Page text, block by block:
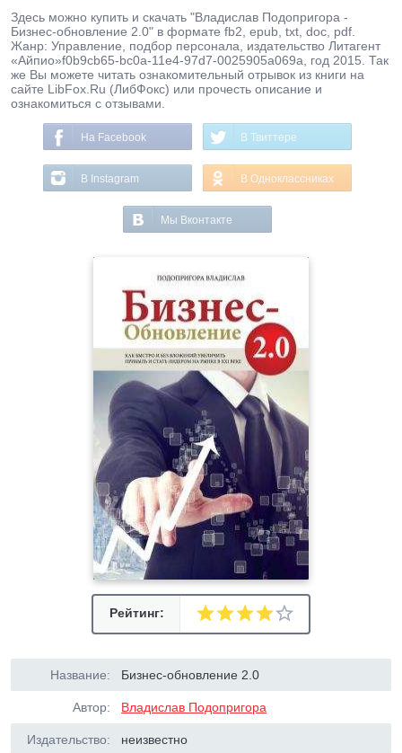
Здесь можно купить и скачать "Владислав Подопригора -
Бизнес-обновление 2.0" в формате fb2, epub, txt, doc, pdf.
Жанр: Управление, подбор персонала, издательство Литагент
«Айпио»f0b9cb65-bc0a-11e4-97d7-0025905a069a, год 2015. Так
же Вы можете читать ознакомительный отрывок из книги на
сайте LibFox.Ru (ЛибФокс) или прочесть описание и
ознакомиться с отзывами.
На Facebook В Твиттере
В Instagram В Одноклассниках
Мы Вконтакте
Рейтинг:
Название: Бизнес-обновление 2.0
Автор: Владислав Подопригора
Издательство: неизвестно